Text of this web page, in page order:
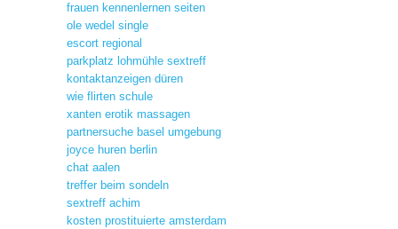
frauen kennenlernen seiten
ole wedel single
escort regional
parkplatz lohmühle sextreff
kontaktanzeigen düren
wie flirten schule
xanten erotik massagen
partnersuche basel umgebung
joyce huren berlin
chat aalen
treffer beim sondeln
sextreff achim
kosten prostituierte amsterdam